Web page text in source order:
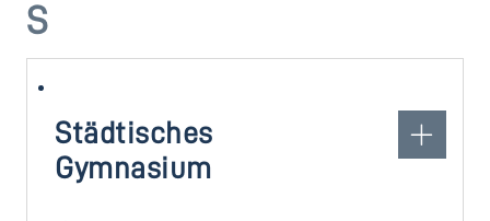
S
Städtisches
Gymnasium